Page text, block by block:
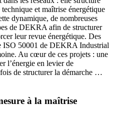
et maîtrise énergétique
dynamique, de nombreuses
de DEKRA afin de structurer
leur revue énergétique. Des
ISO 50001 de DEKRA Industrial
Au cœur de ces projets : une
l’énergie en levier de
de structurer la démarche …
à la maîtrise